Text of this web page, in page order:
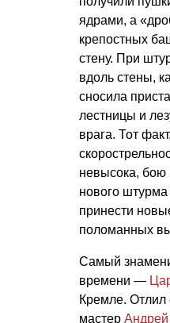
ядрами, а
крепостных
стену. При
вдоль стены,
сносила
лестницы и
врага. Тот
невысока,
нового
принести
поломанных
Самый
времени —
Кремле.
мастер